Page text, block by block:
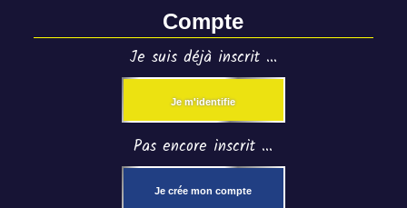
Compte
Je suis déjà inscrit ...
Je m'identifie
Pas encore inscrit ...
Je crée mon compte